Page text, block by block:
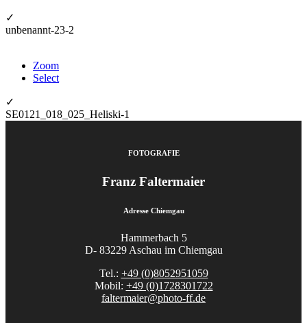
✓
unbenannt-23-2
Zoom
Select
✓
SE0121_018_025_Heliski-1
FOTOGRAFIE
Franz Faltermaier
Adresse Chiemgau
Hammerbach 5
D- 83229 Aschau im Chiemgau
Tel.: +49 (0)8052951059
Mobil: +49 (0)1728301722
faltermaier@photo-ff.de